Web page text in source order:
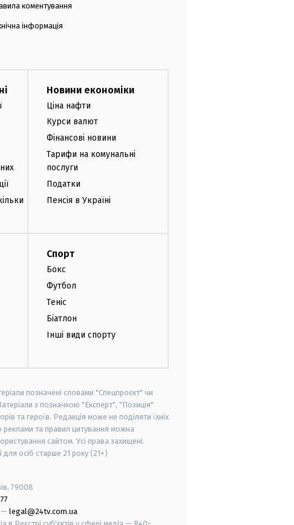
коментування
інформація
Новини економіки
Ціна нафти
Курси валют
Фінансові новини
Тарифи на комунальні
послуги
Податки
Пенсія в Україні
Спорт
Бокс
Футбол
Теніс
Біатлон
Інші види спорту
позначені словами "Спецпроєкт" чи
з позначкою "Експерт", "Позиція"
та героїв. Редакція може не поділяти їхніх
та правил цитування можна
сайтом. Усі права захищені.
для осіб старше 21 року (21+)
79008
— legal@24tv.com.ua